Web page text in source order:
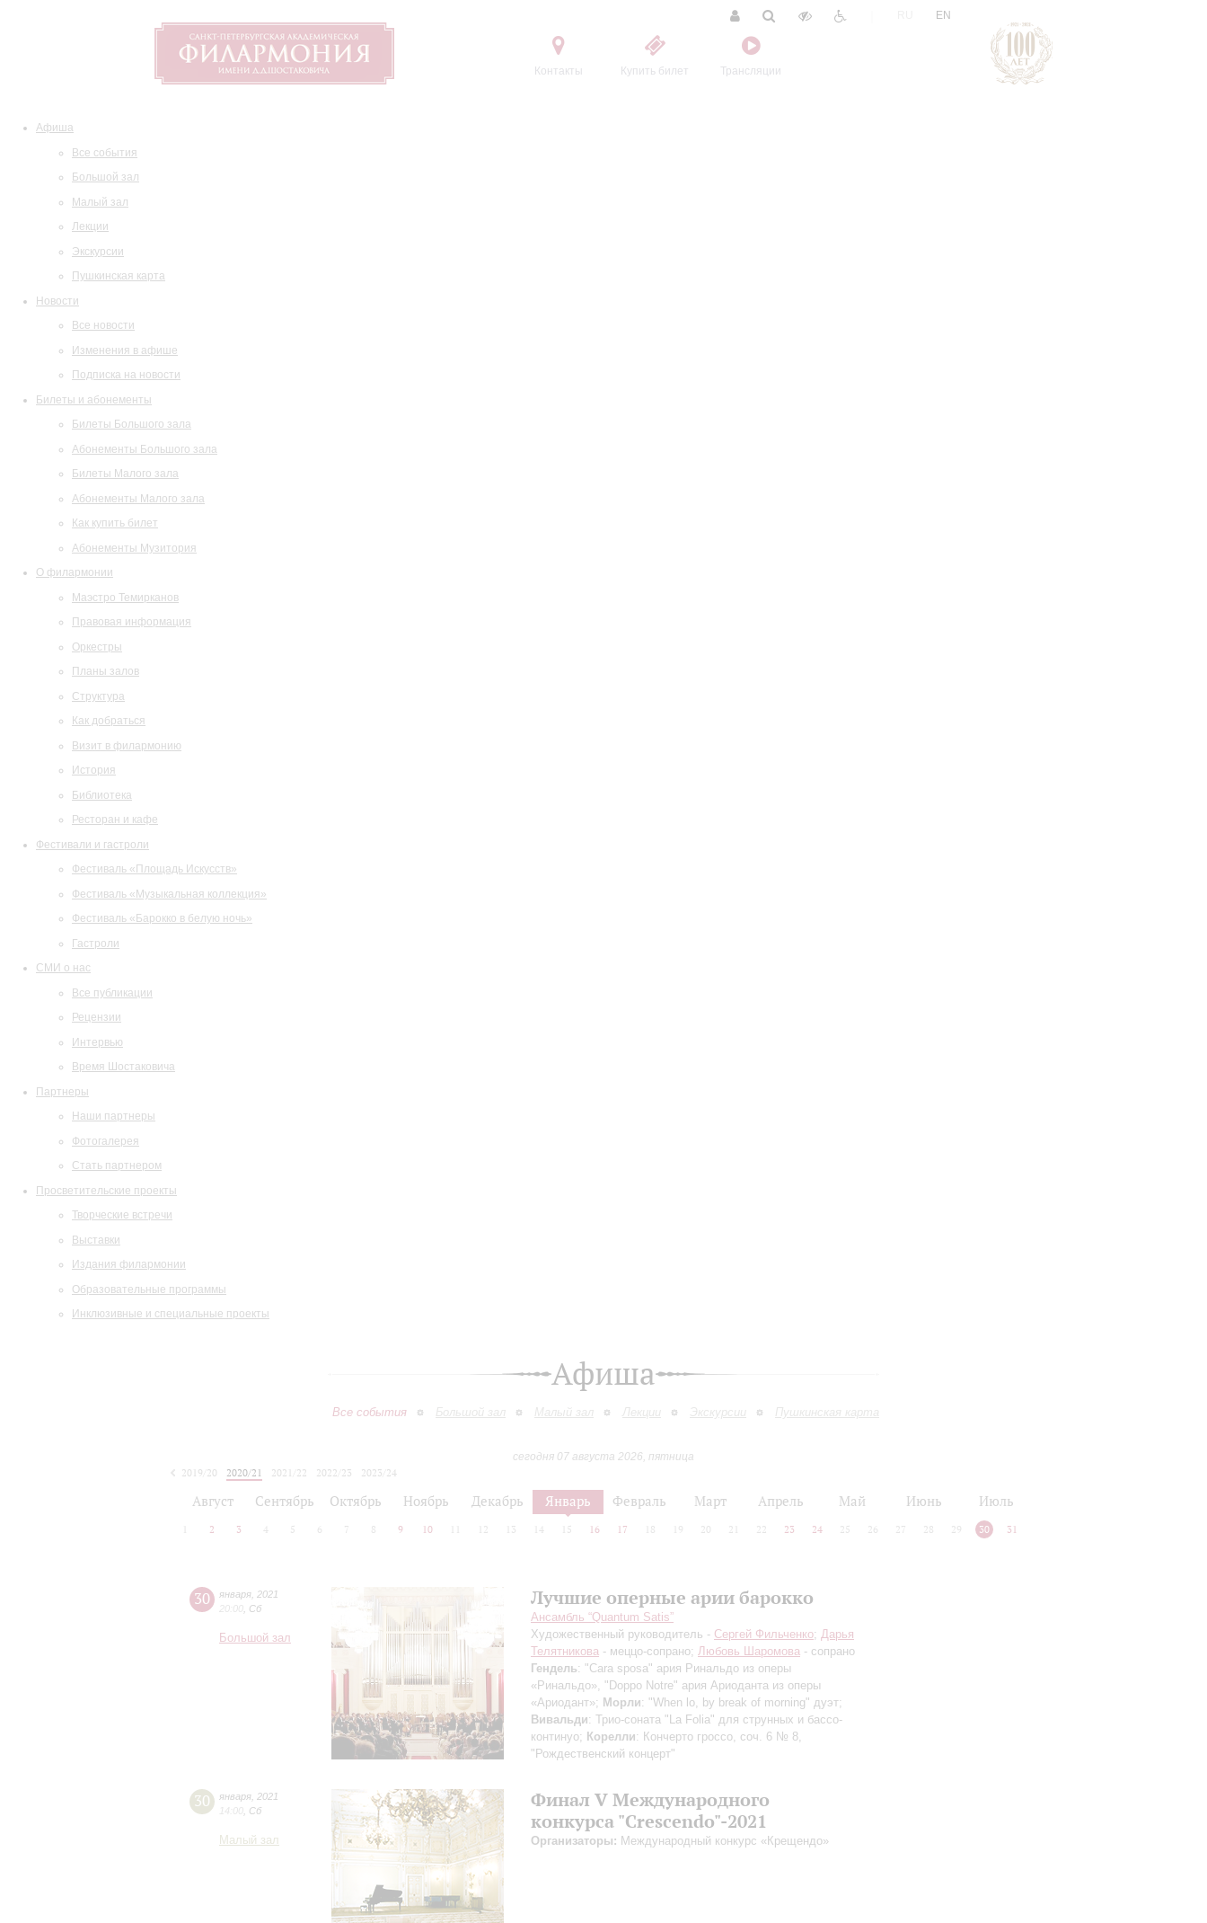
Контакты Купить билет Трансляции
EN
Афиша
Все события
Большой зал
Малый зал
Лекции
Экскурсии
Пушкинская карта
Новости
Все новости
Изменения в афише
Подписка на новости
Билеты и абонементы
Билеты Большого зала
Абонементы Большого зала
Билеты Малого зала
Абонементы Малого зала
Как купить билет
Абонементы Музитория
О филармонии
Маэстро Темирканов
Правовая информация
Оркестры
Планы залов
Структура
Как добраться
Визит в филармонию
История
Библиотека
Ресторан и кафе
Фестивали и гастроли
Фестиваль «Площадь Искусств»
Фестиваль «Музыкальная коллекция»
Фестиваль «Барокко в белую ночь»
Гастроли
СМИ о нас
Все публикации
Рецензии
Интервью
Время Шостаковича
Партнеры
Наши партнеры
Фотогалерея
Стать партнером
Просветительские проекты
Творческие встречи
Выставки
Издания филармонии
Образовательные программы
Инклюзивные и специальные проекты
Афиша
Все события Большой зал Малый зал Лекции Экскурсии Пушкинская карта
сегодня 07 августа 2026, пятница
2019/20
2020/21 2021/22 2022/23
2023/24
Август Сентябрь Октябрь Ноябрь Декабрь Январь Февраль Март Апрель Май Июнь Июль
2 3 4 5 6 7 8 9 10 12 13 14 15 16 17 18 19 20 21 22 23 24 25 26 27 28 29 30 31
30 января 2021
20:00 Сб
Большой зал
Лучшие оперные арии барокко
Ансамбль “Quantum Satis”
Художественный руководитель - Сергей Фильченко; Дарья
Телятникова - меццо-сопрано; Любовь Шаромова - сопрано
Гендель: "Cara sposa" ария Ринальдо из оперы
«Ринальдо», "Doppo Notre" ария Ариоданта из оперы
«Ариодант»; Морли: "When lo, by break of morning" дуэт;
Вивальди: Трио-соната "La Folia" для струнных и бассо-
континуо; Корелли: Кончерто гроссо, соч. 6 № 8,
"Рождественский концерт"
30 января 2021
14:00 Сб
Малый зал
Финал V Международного
конкурса "Crescendo"-2021
Организаторы: Международный конкурс «Крещендо»